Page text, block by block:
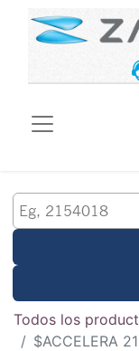
Todos los
$ACCELERA